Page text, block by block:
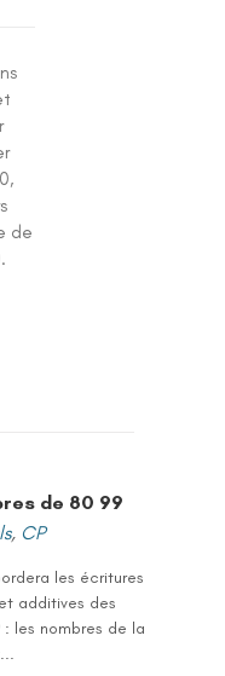
de
de 80 99
, CP
les écritures
additives des
les nombres de la